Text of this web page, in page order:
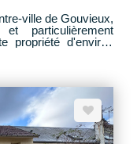
ville de Gouvieux,
particulièrement
propriété d'environ
et équipée ainsi que
vous
d'eau, un WC
avec grand
baignoire, et balcon